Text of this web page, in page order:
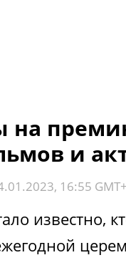
и
16:55
известно,